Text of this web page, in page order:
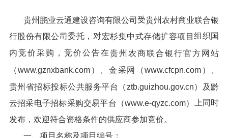
贵州鹏业云通建设咨询有限公司受贵州农村商业联合银
行股份有限公司委托，对宏杉集中式存储扩容项目组织国
内竞价采购，竞价公告在贵州农商联合银行官方网站
（www.gznxbank.com）、金采网（www.cfcpn.com）、
贵州省招标投标公共服务平台（ztb.guizhou.gov.cn）
及黔
云招采电子招标采购交易平台（www.e-qyzc.com）
上同时
发布，欢迎符合资格条件的供应商参加竞价。
一、项目名称及项目编号：